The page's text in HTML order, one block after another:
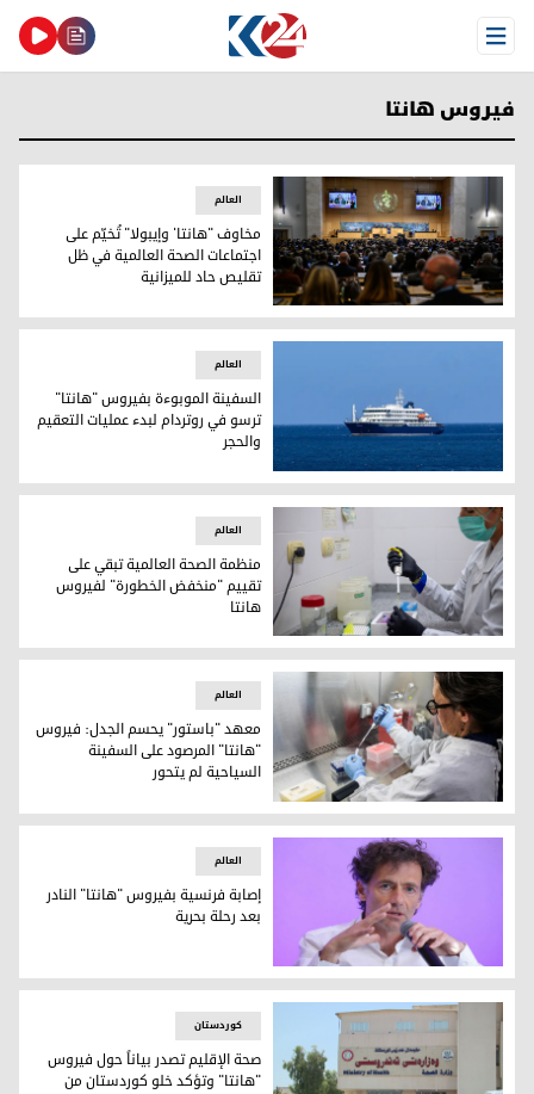
Open Menu
فيروس هانتا
مخاوف "هانتا' وإيبولا" تُخيّم على اجتماعات الصحة العالمية
العالم
مخاوف "هانتا' وإيبولا" تُخيّم على
اجتماعات الصحة العالمية في ظل
تقليص حاد للميزانية
السفينة الموبوءة بفيروس "هانتا" ترسو في روتردام لبدء
العالم
السفينة الموبوءة بفيروس "هانتا"
ترسو في روتردام لبدء عمليات التعقيم
والحجر
منظمة الصحة العالمية تبقي على تقييم "منخفض الخطورة"
العالم
منظمة الصحة العالمية تبقي على
تقييم "منخفض الخطورة" لفيروس
هانتا
معهد "باستور" يحسم الجدل: فيروس "هانتا" المرصود على
العالم
معهد "باستور" يحسم الجدل: فيروس
"هانتا" المرصود على السفينة
السياحية لم يتحور
الدكتور كزافييه ليسكور
العالم
إصابة فرنسية بفيروس "هانتا" النادر
بعد رحلة بحرية
کوردستان
صحة الإقليم تصدر بياناً حول فيروس
"هانتا" وتؤكد خلو كوردستان من